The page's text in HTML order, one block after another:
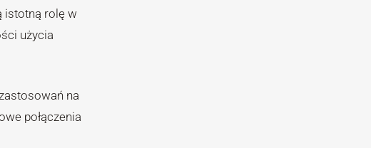
istotną rolę w
użycia
na
połączenia